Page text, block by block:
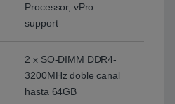
Processor, vPro
support
2 x SO-DIMM DDR4-
3200MHz doble canal
hasta 64GB